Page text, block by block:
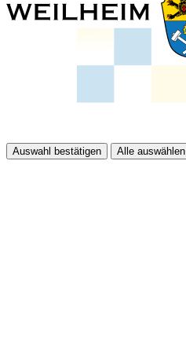
Auswahl bestätigen Alle auswählen